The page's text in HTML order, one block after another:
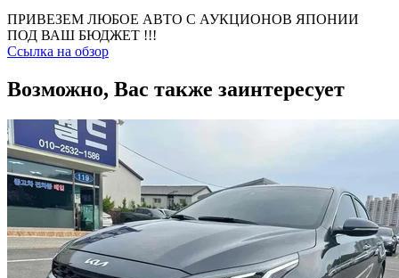
ПРИВЕЗЕМ ЛЮБОЕ АВТО С АУКЦИОНОВ ЯПОНИИ
ПОД ВАШ БЮДЖЕТ !!!
Ссылка на обзор
Возможно, Вас также заинтересует